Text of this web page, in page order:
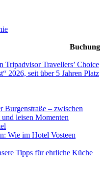
Buchung
Tripadvisor Travellers’ Choice
2026, seit über 5 Jahren Platz
Burgenstraße – zwischen
leisen Momenten
Wie im Hotel Vosteen
Tipps für ehrliche Küche